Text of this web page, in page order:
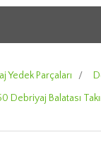
Yedek Parçaları /
Debriyaj Balatası